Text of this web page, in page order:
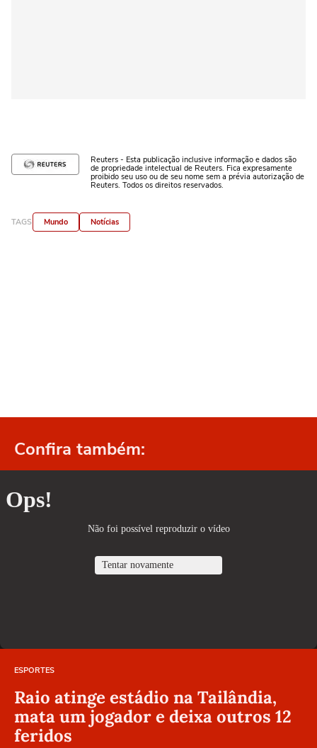
Reuters - Esta publicação inclusive informação e dados são
de propriedade intelectual de Reuters. Fica expresamente
proibido seu uso ou de seu nome sem a prévia autorização de
Reuters. Todos os direitos reservados.
TAGS Mundo Notícias
Confira também:
ESPORTES
Raio atinge estádio na Tailândia,
mata um jogador e deixa outros 12
feridos